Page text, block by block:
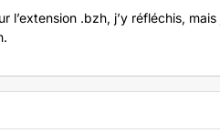
l’extension .bzh, j’y réfléchis,